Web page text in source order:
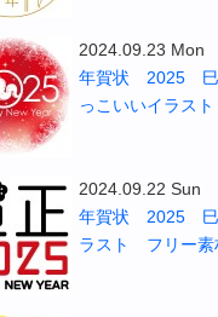
2024.09.23 Mon
年賀状 2025
っこいいイラス
2024.09.22 Sun
年賀状 2025 巳
ラスト フリー素